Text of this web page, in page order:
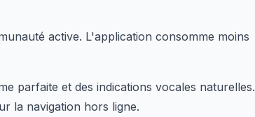
active. L'application consomme moins
parfaite et des indications vocales naturelles.
la navigation hors ligne.